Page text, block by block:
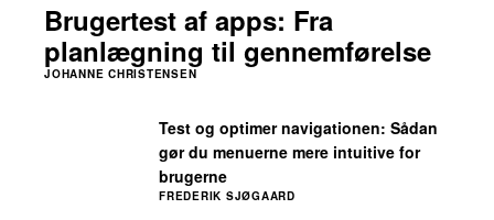
Test og optimer navigationen: Sådan
gør du menuerne mere intuitive for
brugerne
FREDERIK SJØGAARD
Brugertest af apps: Fra
planlægning til gennemførelse
JOHANNE CHRISTENSEN